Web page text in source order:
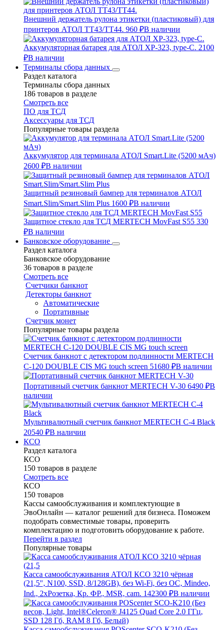
Внешний держатель рулона этикетки (пластиковый) для
принтеров АТОЛ TT43/TT44. 960 ₽В наличии
Аккумуляторная батарея для АТОЛ XP-323, type-C. 2100
₽В наличии
Терминалы сбора данных
Раздел каталога
Терминалы сбора данных
186 товаров в разделе
Смотреть все
ПО для ТСД
Аксессуары для ТСД
Популярные товары раздела
Аккумулятор для терминала АТОЛ Smart.Lite (5200 мАч)
2600 ₽В наличии
Защитный резиновый бампер для терминалов АТОЛ
Smart.Slim/Smart.Slim Plus 1600 ₽В наличии
Защитное стекло для ТСД MERTECH MovFast S55 330
₽В наличии
Банковское оборудование
Раздел каталога
Банковское оборудование
36 товаров в разделе
Смотреть все
Счетчики банкнот
Детекторы банкнот
Автоматические
Портативные
Счетчик монет
Популярные товары раздела
Счетчик банкнот с детектором подлинности MERTECH
C-120 DOUBLE CIS MG touch screen 51680 ₽В наличии
Портативный счетчик банкнот MERTECH V-30 6490 ₽В
наличии
Мультивалютный счетчик банкнот MERTECH C-4 Black
20540 ₽В наличии
КСО
Раздел каталога
КСО
150 товаров в разделе
Смотреть все
КСО
150 товаров
Кассы самообслуживания и комплектующие в
ЭвоОнлайн — каталог решений для бизнеса. Поможем
подобрать совместимые товары, проверить
комплектацию и подготовить оборудование к работе.
Перейти в раздел
Популярные товары
Касса самообслуживания АТОЛ КСО 3210 чёрная
(21,5", N100, SSD, 8/128GB), без Wi-Fi, без ОС, Mindeo,
Ind., 2хРозетка, Кр. ФР., MSR, cam. 142300 ₽В наличии